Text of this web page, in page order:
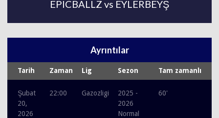
EPICBALLZ vs EYLERBEYŞ
Ayrıntılar
Tarih Zaman Lig Sezon Tam zamanlı
Şubat
20,
2026
22:00 Gazozligi
2025 -
2026
Normal
60'